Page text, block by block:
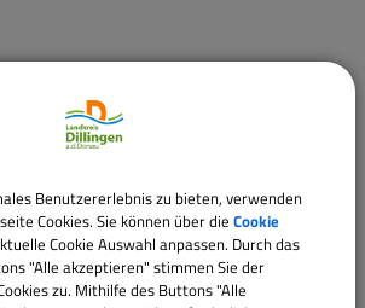
19/2023 v. 20.11.2023
Benutzererlebnis zu bieten, verwenden
Cookies. Sie können über die Cookie
Cookie Auswahl anpassen. Durch das
"Alle akzeptieren" stimmen Sie der
zu. Mithilfe des Buttons "Alle